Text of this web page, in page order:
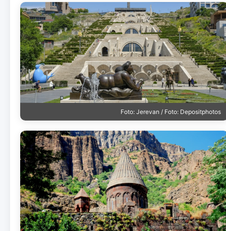
Foto: Jerevan / Foto: Depositphotos